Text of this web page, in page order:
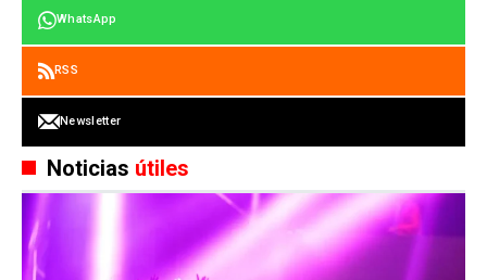
WhatsApp
RSS
Newsletter
Noticias útiles